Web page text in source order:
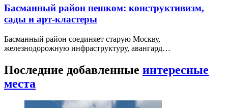
Басманный район пешком: конструктивизм,
сады и арт-кластеры
Басманный район соединяет старую Москву,
железнодорожную инфраструктуру, авангард…
Последние добавленные интересные
места